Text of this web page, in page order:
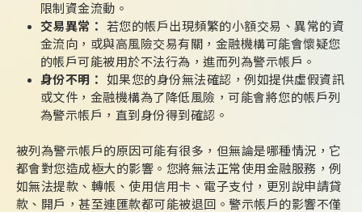
限制資金流動。
交易異常：
若您的帳戶出現頻繁的小額交易、異常的資
金流向，或與高風險交易有關，金融機構可能會懷疑您
的帳戶可能被用於不法行為，進而列為警示帳戶。
身份不明：
如果您的身份無法確認，例如提供虛假資訊
或文件，金融機構為了降低風險，可能會將您的帳戶列
為警示帳戶，直到身份得到確認。
被列為警示帳戶的原因可能有很多，但無論是哪種情況，它
都會對您造成極大的影響。您將無法正常使用金融服務，例
如無法提款、轉帳、使用信用卡、電子支付，更別說申請貸
款、開戶，甚至連匯款都可能被退回。警示帳戶的影響不僅